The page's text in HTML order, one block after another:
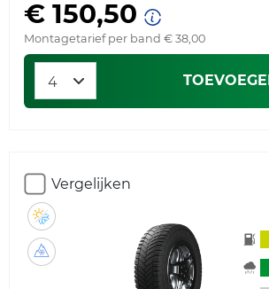
€ 150,50
Montagetarief per band € 38,00
Vergelijken